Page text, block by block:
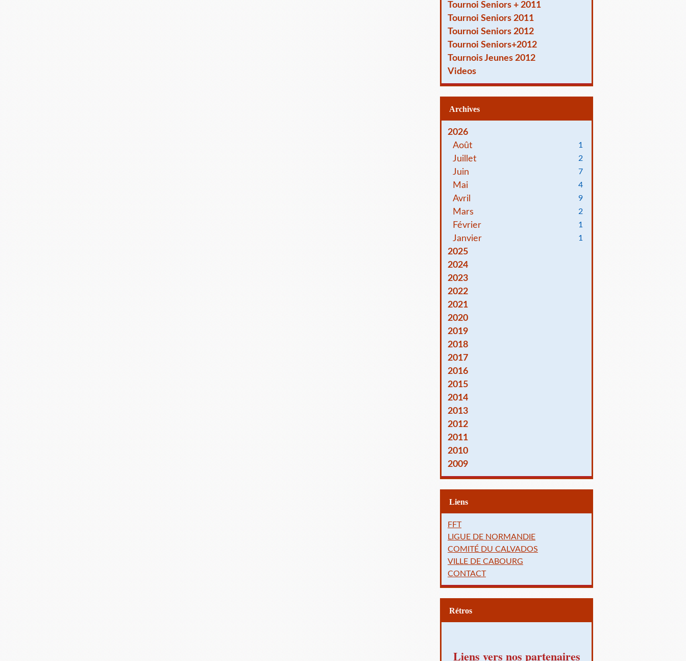
Tournoi Seniors + 2011
Tournoi Seniors 2011
Tournoi Seniors 2012
Tournoi Seniors+2012
Tournois Jeunes 2012
Videos
Archives
2026
Août
1
Juillet 2
Juin 7
Mai 4
Avril 9
Mars 2
Février 1
Janvier 1
2025
2024
2023
2022
2021
2020
2019
2018
2017
2016
2015
2014
2013
2012
2011
2010
2009
Liens
FFT
LIGUE DE NORMANDIE
COMITÉ DU CALVADOS
VILLE DE CABOURG
CONTACT
Rétros
Liens vers nos partenaires